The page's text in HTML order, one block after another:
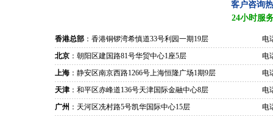
客户咨询
24小时服
香港总部 ：香港铜锣湾希慎道33号利园一期19层
电
北京 ：朝阳区建国路81号华贸中心1座5层
电
上海 ：静安区南京西路1266号上海恒隆广场1期9层
电
天津 ：和平区赤峰道136号天津国际金融中心8层
电
广州 ：天河区冼村路5号凯华国际中心15层
电